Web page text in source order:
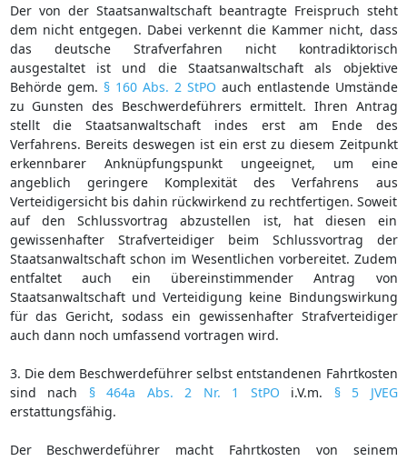
Der von der Staatsanwaltschaft beantragte Freispruch steht
dem nicht entgegen. Dabei verkennt die Kammer nicht, dass
das deutsche Strafverfahren nicht kontradiktorisch
ausgestaltet ist und die Staatsanwaltschaft als objektive
Behörde gem. § 160 Abs. 2 StPO auch entlastende Umstände
zu Gunsten des Beschwerdeführers ermittelt. Ihren Antrag
stellt die Staatsanwaltschaft indes erst am Ende des
Verfahrens. Bereits deswegen ist ein erst zu diesem Zeitpunkt
erkennbarer Anknüpfungspunkt ungeeignet, um eine
angeblich geringere Komplexität des Verfahrens aus
Verteidigersicht bis dahin rückwirkend zu rechtfertigen. Soweit
auf den Schlussvortrag abzustellen ist, hat diesen ein
gewissenhafter Strafverteidiger beim Schlussvortrag der
Staatsanwaltschaft schon im Wesentlichen vorbereitet. Zudem
entfaltet auch ein übereinstimmender Antrag von
Staatsanwaltschaft und Verteidigung keine Bindungswirkung
für das Gericht, sodass ein gewissenhafter Strafverteidiger
auch dann noch umfassend vortragen wird.
3. Die dem Beschwerdeführer selbst entstandenen Fahrtkosten
sind nach § 464a Abs. 2 Nr. 1 StPO i.V.m. § 5 JVEG
erstattungsfähig.
Der Beschwerdeführer macht Fahrtkosten von seinem